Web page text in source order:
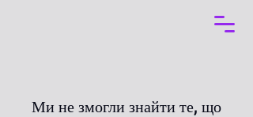
Ми не змогли знайти те, що